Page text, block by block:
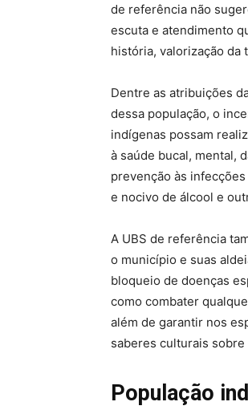
de referência não
escuta e atendimento
história, valorização da
Dentre as atribuições
dessa população, o
indígenas possam
à saúde bucal, mental,
prevenção às
e nocivo de álcool e
A UBS de referência
o município e suas
bloqueio de doenças
como combater
além de garantir nos
saberes culturais
População